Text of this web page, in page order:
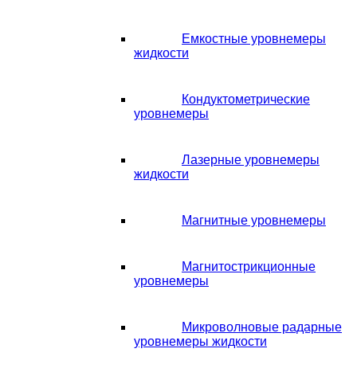
Емкостные уровнемеры
жидкости
Кондуктометрические
уровнемеры
Лазерные уровнемеры
жидкости
Магнитные уровнемеры
Магнитострикционные
уровнемеры
Микроволновые радарные
уровнемеры жидкости